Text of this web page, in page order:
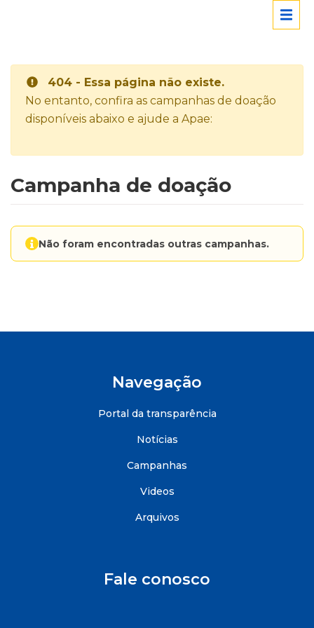
404 - Essa página não existe.
No entanto, confira as campanhas de doação
disponíveis abaixo e ajude a Apae:
Campanha de doação
Não foram encontradas outras campanhas.
Navegação
Portal da transparência
Notícias
Campanhas
Videos
Arquivos
Fale conosco